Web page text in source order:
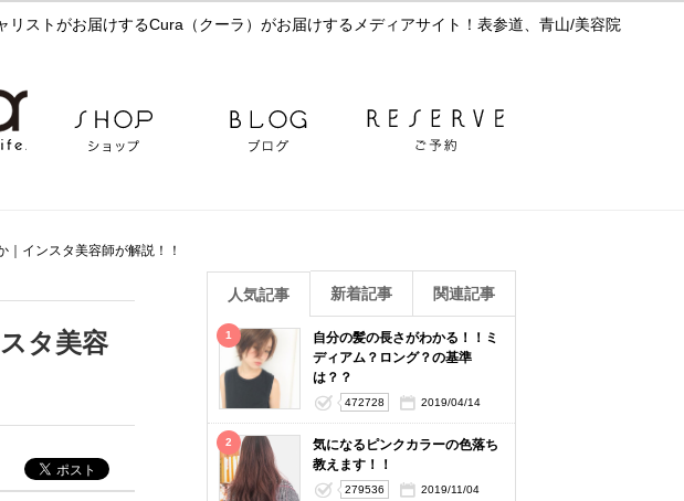
ストがお届けするCura（クーラ）がお届けするメディアサイト！表参道、青山/美容院
｜インスタ美容師が解説！！
タ美容
人気記事 新着記事 関連記事
1
自分の髪の長さがわかる！！ミ
ディアム？ロング？の基準
は？？
472728 2019/04/14
2
気になるピンクカラーの色落ち
教えます！！
279536 2019/11/04